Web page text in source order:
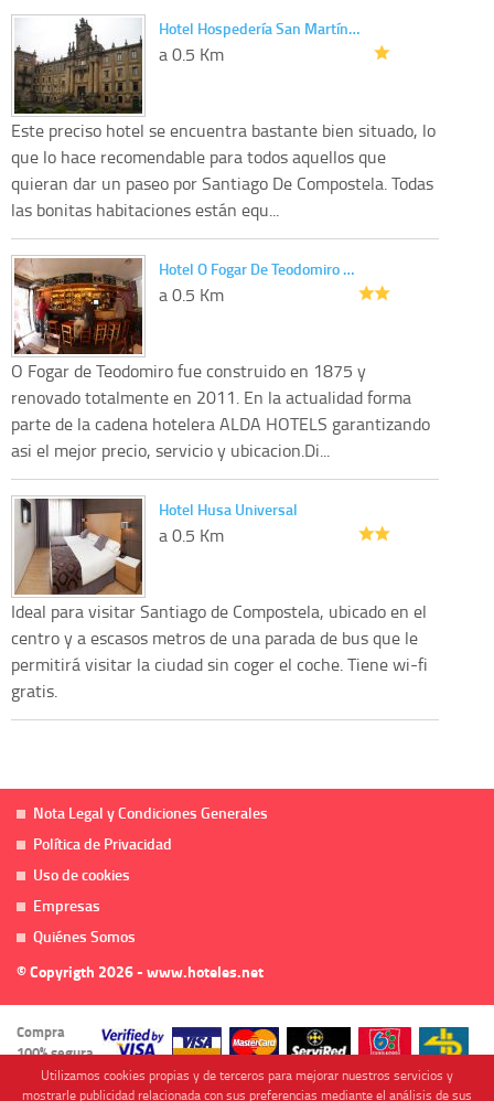
Hotel Hospedería San Martín…
a 0.5 Km
Este preciso hotel se encuentra bastante bien situado, lo
que lo hace recomendable para todos aquellos que
quieran dar un paseo por Santiago De Compostela. Todas
las bonitas habitaciones están equ...
Hotel O Fogar De Teodomiro …
a 0.5 Km
O Fogar de Teodomiro fue construido en 1875 y
renovado totalmente en 2011. En la actualidad forma
parte de la cadena hotelera ALDA HOTELS garantizando
asi el mejor precio, servicio y ubicacion.Di...
Hotel Husa Universal
a 0.5 Km
Ideal para visitar Santiago de Compostela, ubicado en el
centro y a escasos metros de una parada de bus que le
permitirá visitar la ciudad sin coger el coche. Tiene wi-fi
gratis.
Nota Legal y Condiciones Generales
Política de Privacidad
Uso de cookies
Empresas
Quiénes Somos
© Copyrigth 2026 - www.hoteles.net
Compra
100% segura
Utilizamos cookies propias y de terceros para mejorar nuestros servicios y
mostrarle publicidad relacionada con sus preferencias mediante el análisis de sus